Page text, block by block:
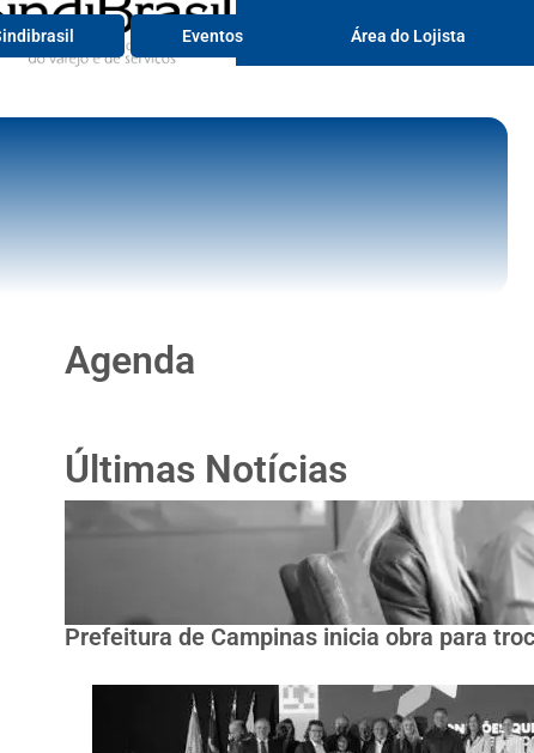
Eventos Área do Lojista
Agenda
Últimas Notícias
Prefeitura de Campinas inicia obra para